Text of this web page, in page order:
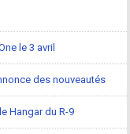
le 3 avril
des nouveautés
Hangar du R-9